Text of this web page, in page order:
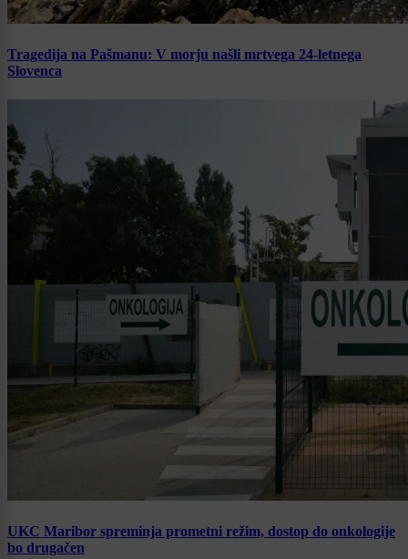
Tragedija na Pašmanu: V morju našli mrtvega 24-letnega
Slovenca
UKC Maribor spreminja prometni režim, dostop do onkologije
bo drugačen